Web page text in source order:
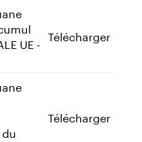
UE - Télécharger
Télécharger